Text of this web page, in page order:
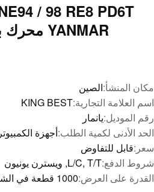
مكان المنشأ:الصين
اسم العلامة التجارية:KING BEST
رقم الموديل:يانمار
الحد الأدنى لكمية الطلب:أجهزة الكمبيوتر 1
سعر:قابل للتفاوض
شروط الدفع:L/C, T/T, ويسترن يونيون
القدرة على العرض:1000 قطعة في الشهر